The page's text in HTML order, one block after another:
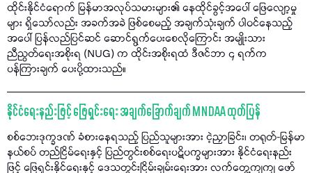
ထိုင်းနိုင်ငံရောက် မြန်မာအလုပ်သမားများ၏ နေထိုင်ခွင့်အပေါ် ဖြေလျော့မှု
များ ရှိသော်လည်း အခက်အခဲ ဖြစ်စေမည့် အချက်သုံးချက် ပါဝင်နေသည့်
အပေါ် ပြန်လည်ပြင်ဆင် ဆောင်ရွက်ပေးစေလိုကြောင်း အမျိုးသား
ညီညွတ်ရေးအစိုးရ (NUG) က ထိုင်းအစိုးရထံ ဒီဇင်ဘာ ၄ ရက်က
ပန်ကြားချက် ပေးပို့ထားသည်။
နိုင်ငံရေးနည်းဖြင့် ဖြေရှင်းရေး အချက်ခြောက်ချက် MNDAA ထုတ်ပြန်
စစ်ဘေးဒုက္ခဒဏ် ခံစားနေရသည့် ပြည်သူများအား ငဲ့ညှာခြင်း၊ တရုတ်-မြန်မာ
နယ်စပ် တည်ငြိမ်ရေးနှင့် ပြည်တွင်းစစ်ရေးပဋိပက္ခများအား နိုင်ငံရေးနည်း
ဖြင့် ဖြေရှင်းနိုင်ရေးနှင့် ဒေသတွင်းငြိမ်းချမ်းရေးအား လက်တွေ့ကျကျ ဖော်